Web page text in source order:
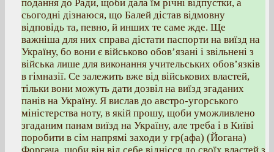
подання до Ради, щоби дала їм річні відпустки, а
сьогодні дізнаюся, що Балей дістав відмовну
відповідь та, певно, й инших те саме жде. Ще
важніша для них справа дістати паспорти на виїзд на
Україну, бо вони є військово обов’язані і звільнені з
війська лише для виконання учительських обов’язків
в гімназії. Се залежить вже від військових властей,
тільки вони можуть дати дозвіл на виїзд згаданих
панів на Україну. Я вислав до австро-угорського
міністерства ноту, в якій прошу, щоби уможливлено
згаданим панам виїзд на Україну, але треба і в Київі
поробити в сім напрямі заходи у гр(афа) (Йогана)